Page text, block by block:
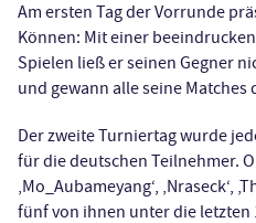
Am ersten Tag der Vorrunde
Können: Mit einer
Spielen ließ er seinen Gegner
und gewann alle seine Matches
Der zweite Turniertag wurde
für die deutschen Teilnehmer.
‚Mo_Aubameyang‘, ‚Nraseck‘,
fünf von ihnen unter die letzten